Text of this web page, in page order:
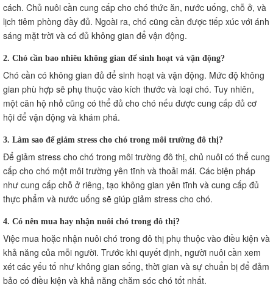
cách. Chủ nuôi cần cung cấp cho chó thức ăn, nước uống, chỗ ở, và
lịch tiêm phòng đầy đủ. Ngoài ra, chó cũng cần được tiếp xúc với ánh
sáng mặt trời và có đủ không gian để vận động.
2. Chó cần bao nhiêu không gian để sinh hoạt và vận động?
Chó cần có không gian đủ để sinh hoạt và vận động. Mức độ không
gian phù hợp sẽ phụ thuộc vào kích thước và loại chó. Tuy nhiên,
một căn hộ nhỏ cũng có thể đủ cho chó nếu được cung cấp đủ cơ
hội để vận động và khám phá.
3. Làm sao để giảm stress cho chó trong môi trường đô thị?
Để giảm stress cho chó trong môi trường đô thị, chủ nuôi có thể cung
cấp cho chó một môi trường yên tĩnh và thoải mái. Các biện pháp
như cung cấp chỗ ở riêng, tạo không gian yên tĩnh và cung cấp đủ
thực phẩm và nước uống sẽ giúp giảm stress cho chó.
4. Có nên mua hay nhận nuôi chó trong đô thị?
Việc mua hoặc nhận nuôi chó trong đô thị phụ thuộc vào điều kiện và
khả năng của mỗi người. Trước khi quyết định, người nuôi cần xem
xét các yếu tố như không gian sống, thời gian và sự chuẩn bị để đảm
bảo có điều kiện và khả năng chăm sóc chó tốt nhất.